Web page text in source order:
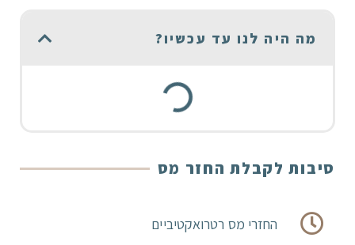
מה היה לנו עד עכשיו?
סיבות לקבלת החזר מס
החזרי מס רטרואקטיביים